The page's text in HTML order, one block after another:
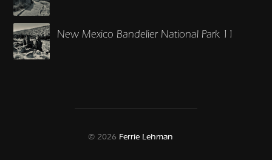
New Mexico Bandelier National Park 11
© 2026 Ferrie Lehman